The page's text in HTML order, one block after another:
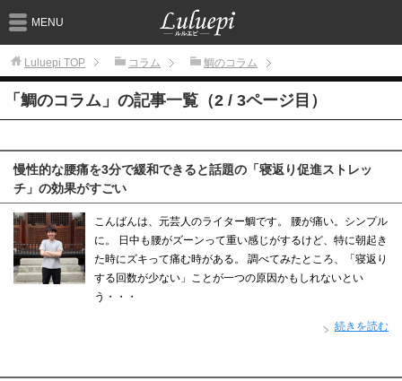
MENU
Luluepi TOP コラム 鯛のコラム
「鯛のコラム」の記事一覧（2 / 3ページ目）
慢性的な腰痛を3分で緩和できると話題の「寝返り促進ストレッ
チ」の効果がすごい
こんばんは、元芸人のライター鯛です。 腰が痛い。シンプル
に。 日中も腰がズーンって重い感じがするけど、特に朝起き
た時にズキって痛む時がある。 調べてみたところ、「寝返り
する回数が少ない」ことが一つの原因かもしれないとい
う・・・
続きを読む